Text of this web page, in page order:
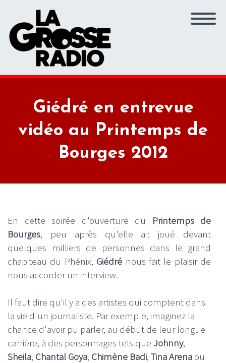
Giédré en entrevue
vidéo au Printemps de
Bourges 2012
En cette soirée d'ouverture du
Printemps de
Bourges, peu après qu'elle ait joué devant
quelques milliers de personnes dans le grand
chapiteau du Phénix, Giédré nous fait le plaisir de
nous accorder un interview.
Il faut dire qu'il y a des artistes qui comptent dans
la vie d'un journaliste. Par exemple, imaginez la
chance d'avoir pu parler, au début de leur longue
carrière, à des personnages tels que Johnny,
Sheila, Chantal Goya, Chimène Badi, Tina Arena ou